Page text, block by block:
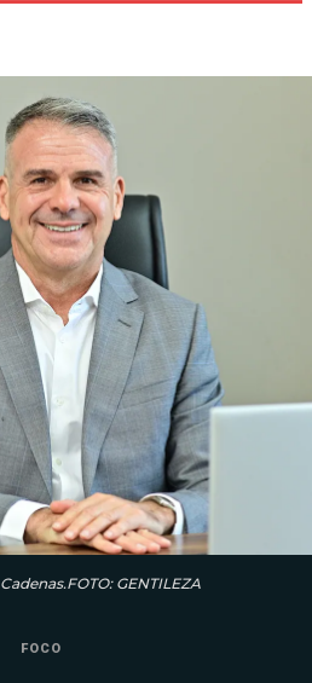
GENTILEZA
FOCO